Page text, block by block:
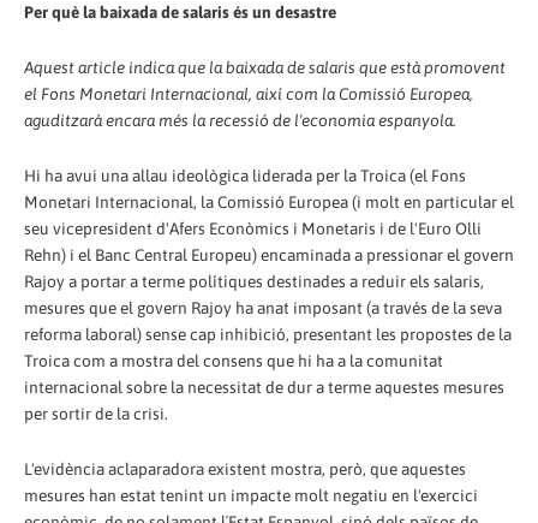
Per què la baixada de salaris és un desastre
Aquest article indica que la baixada de salaris que està promovent
el Fons Monetari Internacional, així com la Comissió Europea,
aguditzarà encara més la recessió de l'economia espanyola.
Hi ha avui una allau ideològica liderada per la Troica (el Fons
Monetari Internacional, la Comissió Europea (i molt en particular el
seu vicepresident d'Afers Econòmics i Monetaris i de l'Euro Olli
Rehn) i el Banc Central Europeu) encaminada a pressionar el govern
Rajoy a portar a terme polítiques destinades a reduir els salaris,
mesures que el govern Rajoy ha anat imposant (a través de la seva
reforma laboral) sense cap inhibició, presentant les propostes de la
Troica com a mostra del consens que hi ha a la comunitat
internacional sobre la necessitat de dur a terme aquestes mesures
per sortir de la crisi.
L'evidència aclaparadora existent mostra, però, que aquestes
mesures han estat tenint un impacte molt negatiu en l'exercici